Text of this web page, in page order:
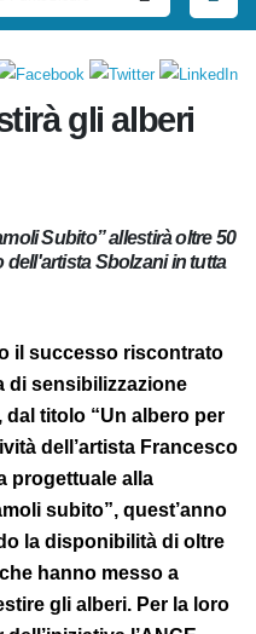
gli alberi
Subito” allestirà oltre 50
Sbolzani in tutta
il successo riscontrato
titolo “Un albero per
dell’artista Francesco
progettuale alla
subito”, quest’anno
la disponibilità di oltre
hanno messo a